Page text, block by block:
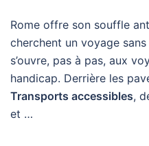
Rome offre son souffle
cherchent un voyage
s’ouvre, pas à pas, aux
handicap. Derrière les
Transports accessibles,
et …